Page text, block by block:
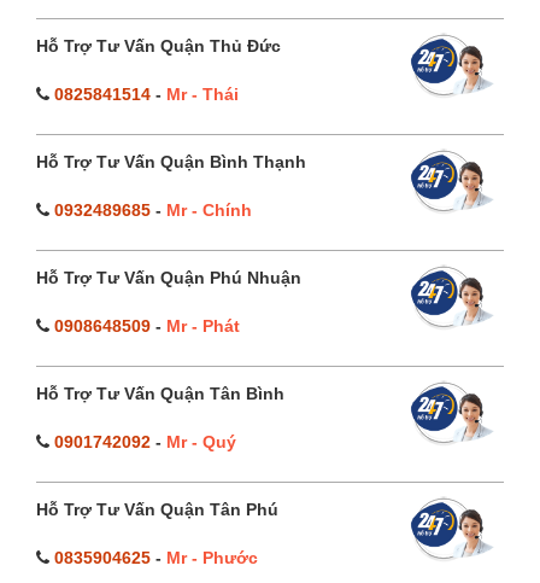
Hỗ Trợ Tư Vấn Quận Thủ Đức
0825841514 - Mr - Thái
Hỗ Trợ Tư Vấn Quận Bình Thạnh
0932489685 - Mr - Chính
Hỗ Trợ Tư Vấn Quận Phú Nhuận
0908648509 - Mr - Phát
Hỗ Trợ Tư Vấn Quận Tân Bình
0901742092 - Mr - Quý
Hỗ Trợ Tư Vấn Quận Tân Phú
0835904625 - Mr - Phước